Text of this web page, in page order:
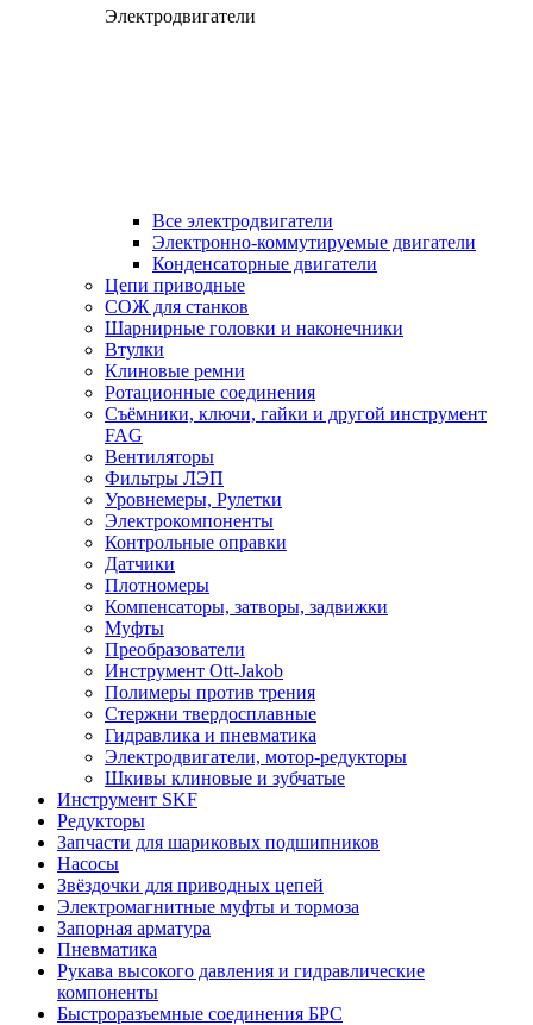
Электродвигатели
Все электродвигатели
Электронно-коммутируемые двигатели
Конденсаторные двигатели
Цепи приводные
СОЖ для станков
Шарнирные головки и наконечники
Втулки
Клиновые ремни
Ротационные соединения
Съёмники, ключи, гайки и другой инструмент
FAG
Вентиляторы
Фильтры ЛЭП
Уровнемеры, Рулетки
Электрокомпоненты
Контрольные оправки
Датчики
Плотномеры
Компенсаторы, затворы, задвижки
Муфты
Преобразователи
Инструмент Ott-Jakob
Полимеры против трения
Стержни твердосплавные
Гидравлика и пневматика
Электродвигатели, мотор-редукторы
Шкивы клиновые и зубчатые
Инструмент SKF
Редукторы
Запчасти для шариковых подшипников
Насосы
Звёздочки для приводных цепей
Электромагнитные муфты и тормоза
Запорная арматура
Пневматика
Рукава высокого давления и гидравлические
компоненты
Быстроразъемные соединения БРС